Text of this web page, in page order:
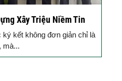
Vững Chắc, An Tâm
động thổ là thêm một viên
của Quý...